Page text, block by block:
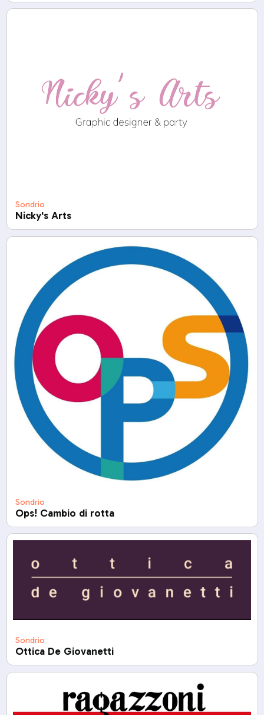
Sondrio
Nicky's Arts
Sondrio
Ops! Cambio di rotta
Sondrio
Ottica De Giovanetti